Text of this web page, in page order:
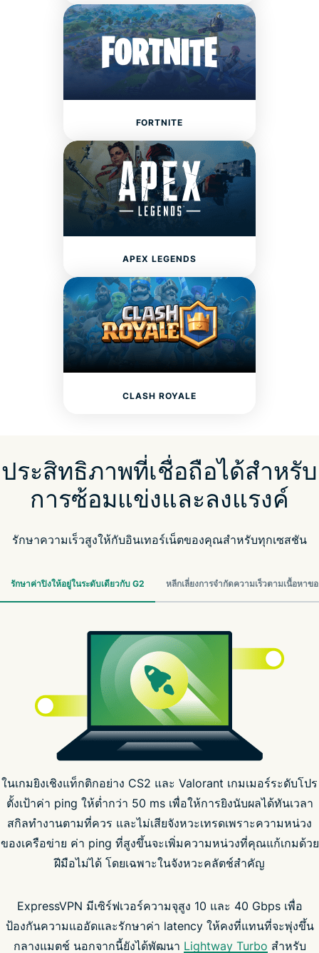
FORTNITE
APEX LEGENDS
CLASH ROYALE
ประสิทธิภาพที่เชื่อถือได้สำหรับ
การซ้อมแข่งและลงแรงค์
รักษาความเร็วสูงให้กับอินเทอร์เน็ตของคุณสำหรับทุกเซสชัน
รักษาค่าปิงให้อยู่ในระดับเดียวกับ G2 หลีกเลี่ยงการจำกัดความเร็วตามเนื้อหาขอ
ในเกมยิงเชิงแท็กติกอย่าง CS2 และ Valorant เกมเมอร์ระดับโปร
ตั้งเป้าค่า ping ให้ต่ำกว่า 50 ms เพื่อให้การยิงนับผลได้ทันเวลา
สกิลทำงานตามที่ควร และไม่เสียจังหวะเทรดเพราะความหน่วง
ของเครือข่าย ค่า ping ที่สูงขึ้นจะเพิ่มความหน่วงที่คุณแก้เกมด้วย
ฝีมือไม่ได้ โดยเฉพาะในจังหวะคลัตช์สำคัญ
ExpressVPN มีเซิร์ฟเวอร์ความจุสูง 10 และ 40 Gbps เพื่อ
ป้องกันความแออัดและรักษาค่า latency ให้คงที่แทนที่จะพุ่งขึ้น
กลางแมตช์ นอกจากนี้ยังได้พัฒนา Lightway Turbo สำหรับ
การจำกัด
ความเร็วโดย ISP